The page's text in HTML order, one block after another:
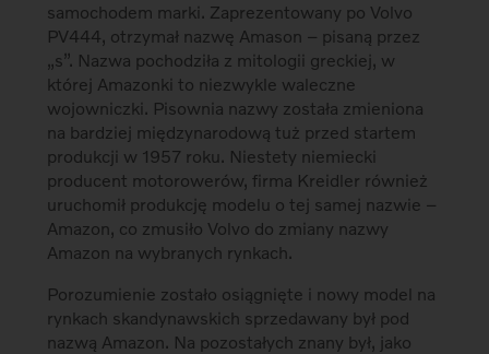
samochodem marki. Zaprezentowany po Volvo
PV444, otrzymał nazwę Amason – pisaną przez
„s”. Nazwa pochodziła z mitologii greckiej, w
której Amazonki to niezwykle waleczne
wojowniczki. Pisownia nazwy została zmieniona
na bardziej międzynarodową tuż przed startem
produkcji w 1957 roku. Niestety niemiecki
producent motorowerów, firma Kreidler również
uruchomił produkcję modelu o tej samej nazwie –
Amazon, co zmusiło Volvo do zmiany nazwy
Amazon na wybranych rynkach.
Porozumienie zostało osiągnięte i nowy model na
rynkach skandynawskich sprzedawany był pod
nazwą Amazon. Na pozostałych znany był, jako